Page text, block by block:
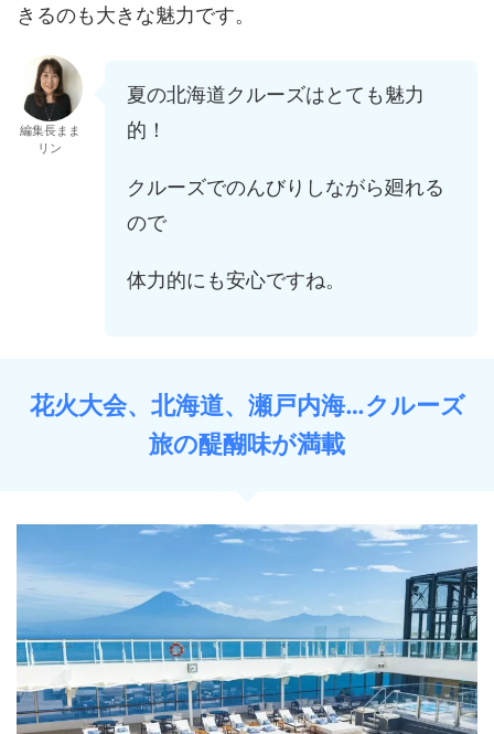
きるのも大きな魅力です。
編集長まま
リン
夏の北海道クルーズはとても魅力
的！
クルーズでのんびりしながら廻れる
ので
体力的にも安心ですね。
花火大会、北海道、瀬戸内海…クルーズ
旅の醍醐味が満載